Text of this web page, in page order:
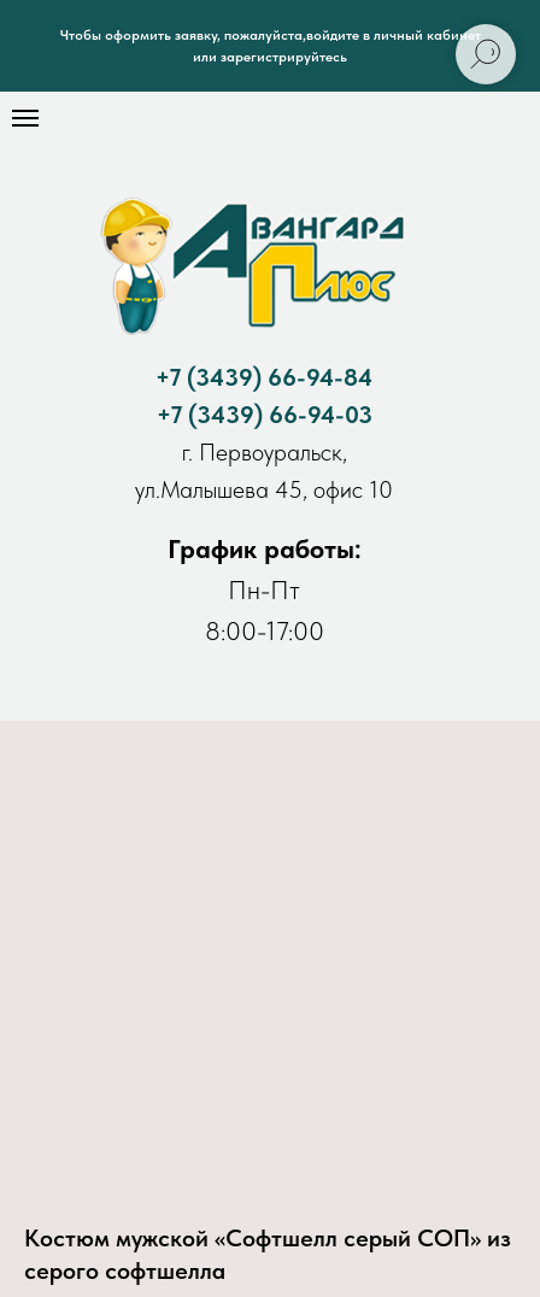
Чтобы оформить заявку, пожалуйста,войдите в личный кабинет
или зарегистрируйтесь
+7 (3439) 66-94-84
+7 (3439) 66-94-03
г. Первоуральск,
ул.Малышева 45, офис 10
График работы:
Пн-Пт
8:00-17:00
Костюм мужской «Софтшелл серый СОП» из
серого софтшелла